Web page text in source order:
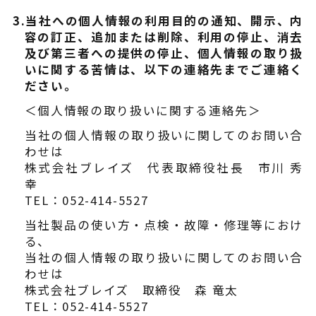
3.当社への個人情報の利用目的の通知、開示、内
容の訂正、追加または削除、利用の停止、消去
及び第三者への提供の停止、個人情報の取り扱
いに関する苦情は、以下の連絡先までご連絡く
ださい。
＜個人情報の取り扱いに関する連絡先＞
当社の個人情報の取り扱いに関してのお問い合
わせは
株式会社ブレイズ 代表取締役社長 市川 秀
幸
TEL：052-414-5527
当社製品の使い方・点検・故障・修理等におけ
る、
当社の個人情報の取り扱いに関してのお問い合
わせは
株式会社ブレイズ 取締役 森 竜太
TEL：052-414-5527